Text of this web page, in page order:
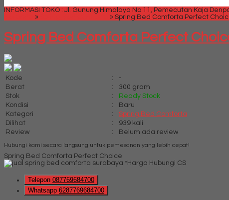
INFORMASI TOKO : Jl. Gunung Himalaya No 11, Pemecutan Kaja
» » Spring Bed Comforta Perfect
Spring Bed Comforta Perfect
Kode :
-
Berat
:
300 gram
Stok
:
Ready Stock
Kondisi
:
Baru
Kategori
:
Spring Bed Comforta
Dilihat
:
939 kali
Review
: Belum ada review
Hubungi kami secara langsung untuk pemesanan yang lebih cepat!
Spring Bed Comforta Perfect Choice
*Harga Hubungi CS
Telepon 087769684700
Whatsapp 6287769684700